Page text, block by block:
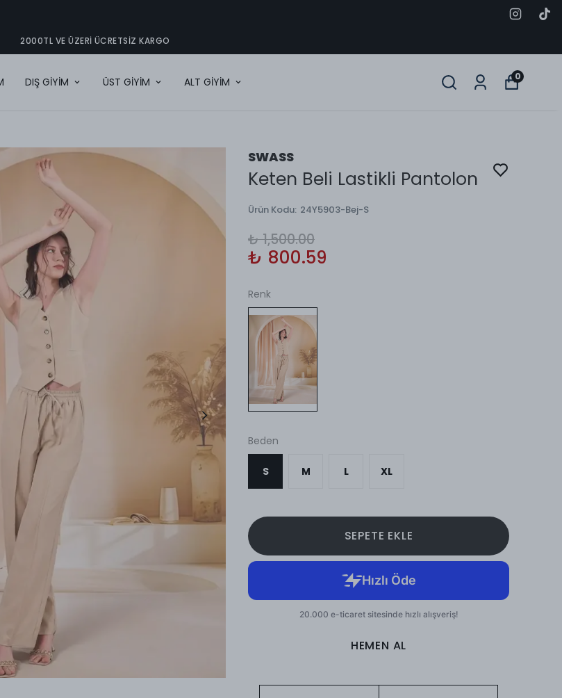
2000TL VE ÜZERI ÜCRETSIZ KARGO
DIŞ GİYİM ÜST GİYİM ALT GİYİM 0
SWASS
Keten Beli Lastikli Pantolon
Ürün Kodu: 24Y5903-Bej-S
₺ 1,500.00
₺ 800.59
Renk
Beden
S M L XL
SEPETE EKLE
HEMEN AL